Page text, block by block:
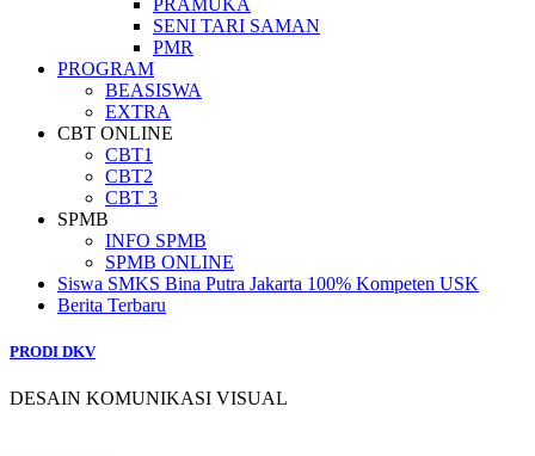
SENI TARI SAMAN
PMR
PROGRAM
BEASISWA
EXTRA
CBT ONLINE
CBT1
CBT2
CBT 3
SPMB
INFO SPMB
SPMB ONLINE
Siswa SMKS Bina Putra Jakarta 100% Kompeten USK
Berita Terbaru
PRODI DKV
DESAIN KOMUNIKASI VISUAL